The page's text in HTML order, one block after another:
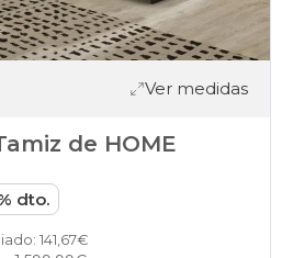
Ver medidas
de HOME
dto.
141,67€